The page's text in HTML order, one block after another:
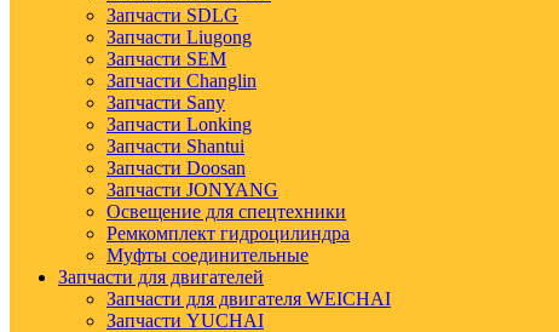
Запчасти SDLG
Запчасти Liugong
Запчасти SEM
Запчасти Changlin
Запчасти Sany
Запчасти Lonking
Запчасти Shantui
Запчасти Doosan
Запчасти JONYANG
Освещение для спецтехники
Ремкомплект гидроцилиндра
Муфты соединительные
Запчасти для двигателей
Запчасти для двигателя WEICHAI
Запчасти YUCHAI